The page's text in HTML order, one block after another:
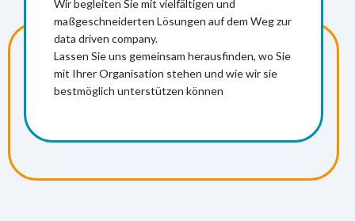
Wir begleiten Sie mit vielfältigen und
maßgeschneiderten Lösungen auf dem Weg zur
data driven company.
Lassen Sie uns gemeinsam herausfinden, wo Sie
mit Ihrer Organisation stehen und wie wir sie
bestmöglich unterstützen können
Mehr Informationen